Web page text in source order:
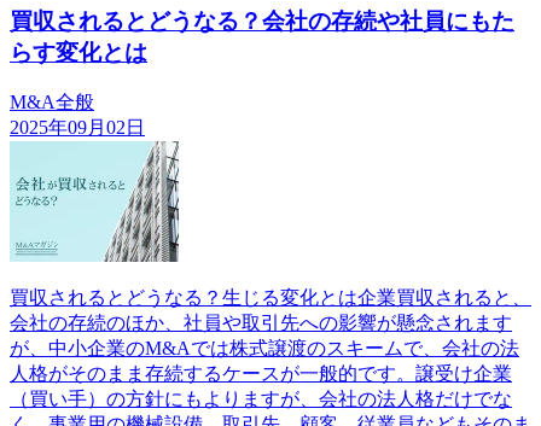
買収されるとどうなる？会社の存続や社員にもた
らす変化とは
M&A全般
2025年09月02日
買収されるとどうなる？生じる変化とは企業買収されると、
会社の存続のほか、社員や取引先への影響が懸念されます
が、中小企業のM&Aでは株式譲渡のスキームで、会社の法
人格がそのまま存続するケースが一般的です。譲受け企業
（買い手）の方針にもよりますが、会社の法人格だけでな